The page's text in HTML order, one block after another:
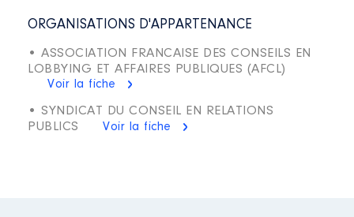
ORGANISATIONS D'APPARTENANCE
• ASSOCIATION FRANCAISE DES CONSEILS EN
LOBBYING ET AFFAIRES PUBLIQUES (AFCL)
Voir la fiche
• SYNDICAT DU CONSEIL EN RELATIONS
PUBLICS
Voir la fiche